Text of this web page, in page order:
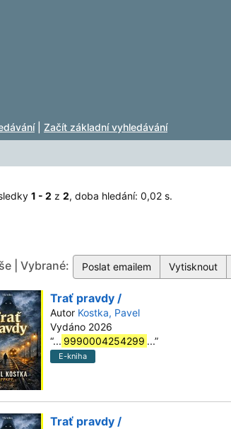
| Začít základní vyhledávání
1 - 2 z 2, doba hledání: 0,02 s.
| Vybrané:
Trať pravdy /
Autor Kostka, Pavel
Vydáno 2026
“... 9990004254299 ...”
E-kniha
Trať pravdy /